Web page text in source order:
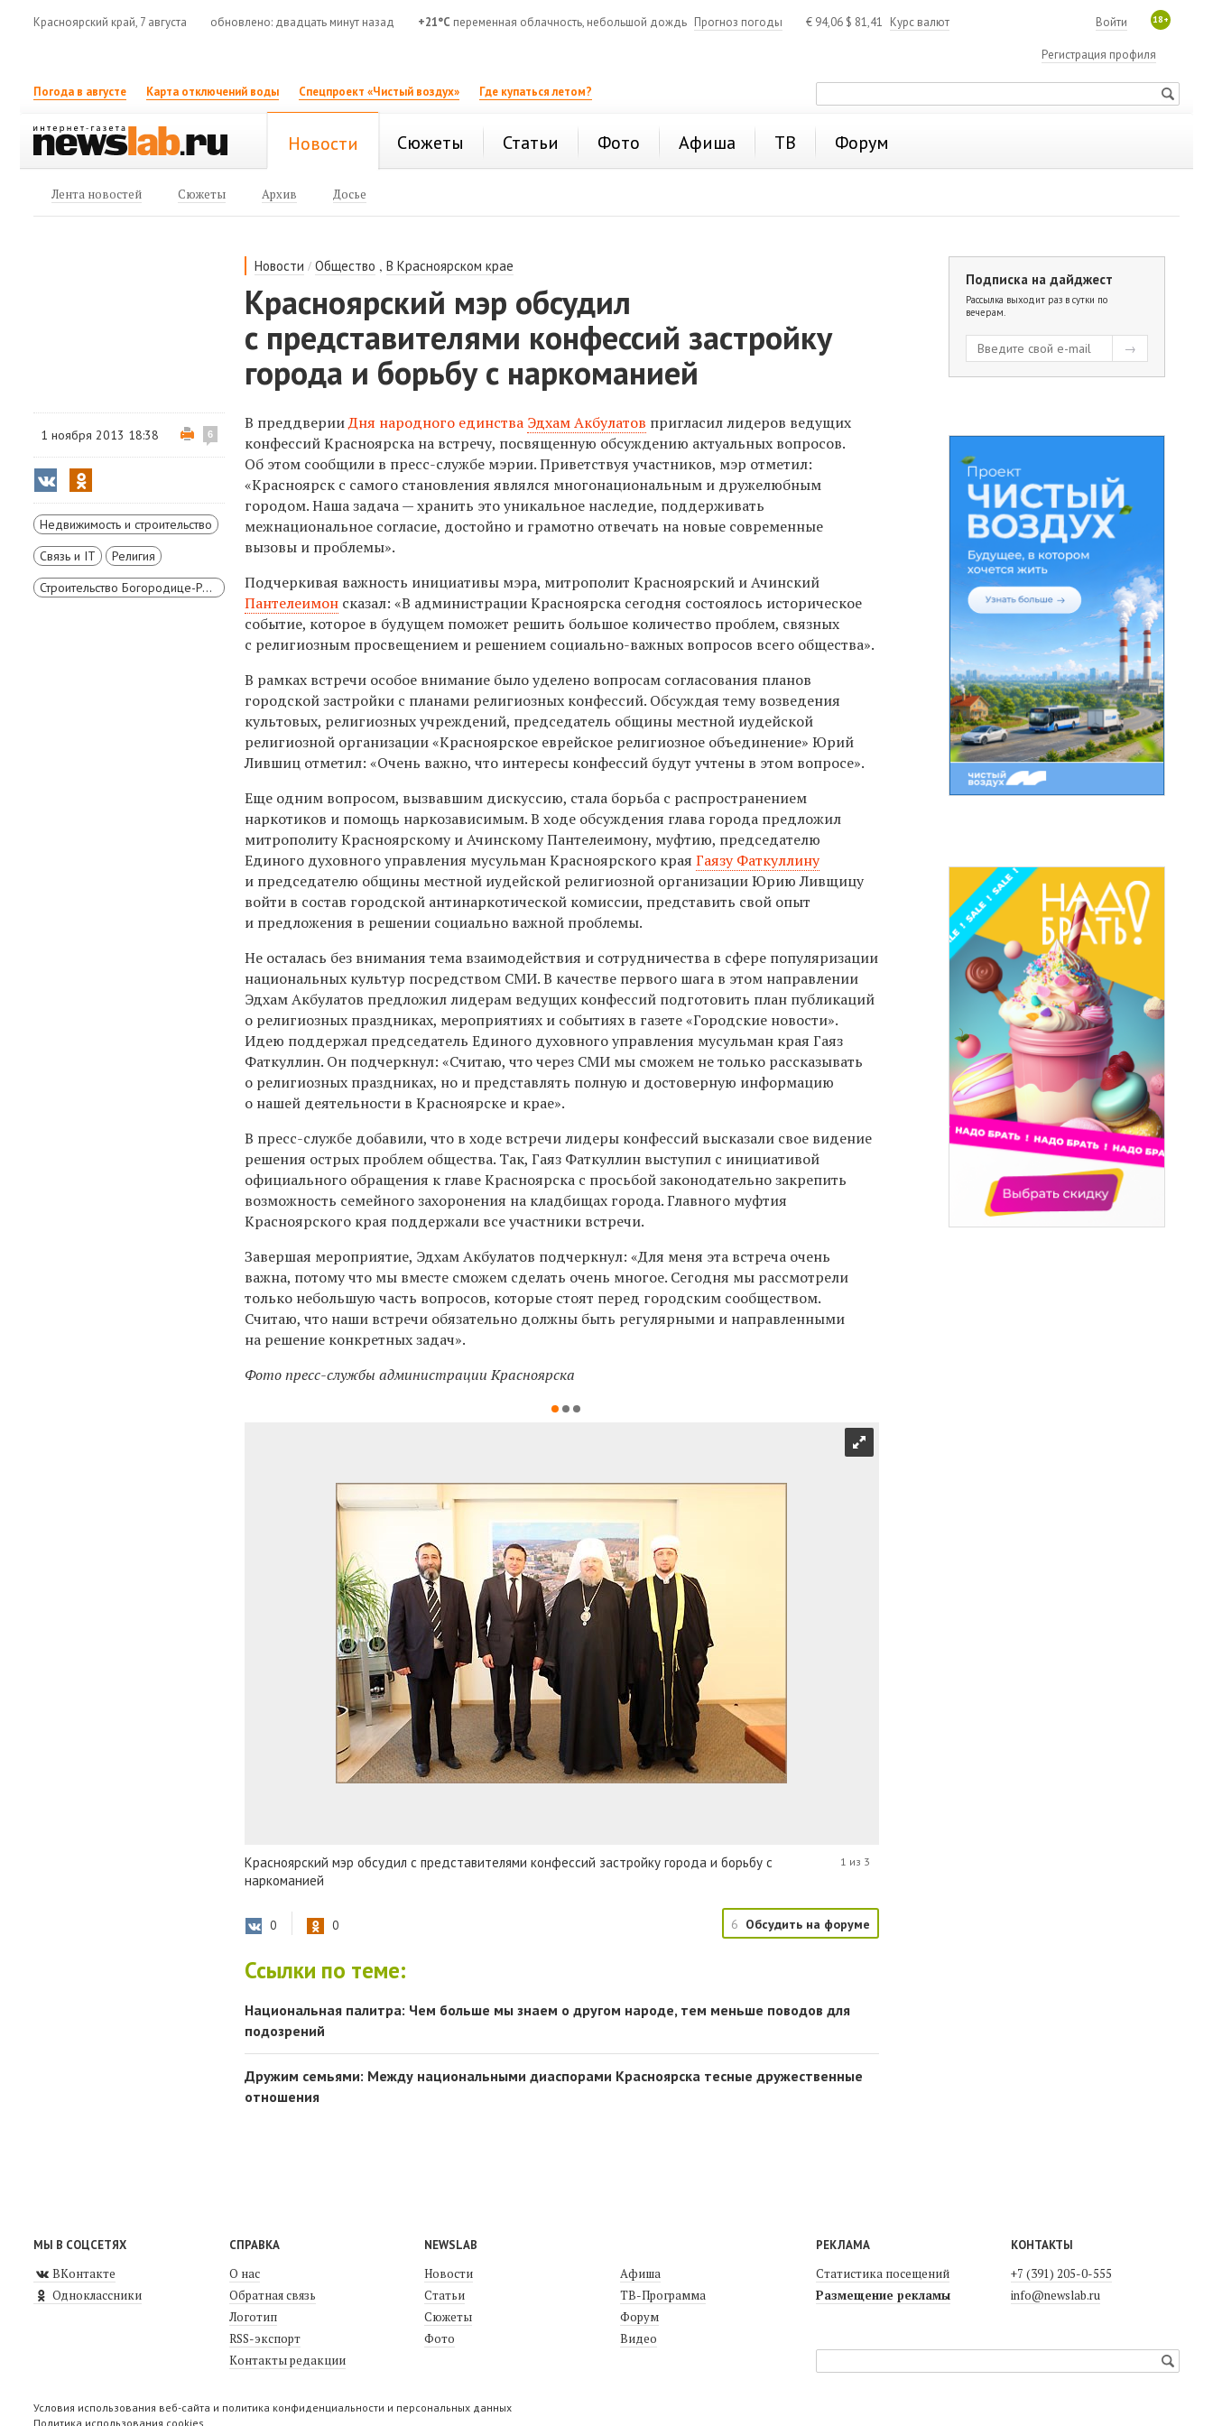
Красноярский край, 7 августа обновлено: двадцать минут назад +21°C переменная облачность, небольшой дождь Прогноз погоды € 94,06 $ 81,41 Курс валют 18+
Войти
Регистрация профиля
Погода в августе Карта отключений воды Спецпроект «Чистый воздух» Где купаться летом?
Новости Сюжеты Статьи Фото Афиша ТВ Форум
Лента новостей Сюжеты Архив Досье
Новости /Общество ,В Красноярском крае
Красноярский мэр обсудил
с представителями конфессий застройку
города и борьбу с наркоманией
1 ноября 2013 18:38 6
Недвижимость и строительство
Связь и IT
Религия
Строительство Богородице-Рождественского собора на Стрелке в Красноярске
В преддверииДня народного единства Эдхам Акбулатов пригласил лидеров ведущих
конфессий Красноярска на встречу, посвященную обсуждению актуальных вопросов.
Об этом сообщили в пресс-службе мэрии. Приветствуя участников, мэр отметил:
«Красноярск с самого становления являлся многонациональным и дружелюбным
городом. Наша задача — хранить это уникальное наследие, поддерживать
межнациональное согласие, достойно и грамотно отвечать на новые современные
вызовы и проблемы».
Подчеркивая важность инициативы мэра, митрополит Красноярский и Ачинский
Пантелеимон сказал: «В администрации Красноярска сегодня состоялось историческое
событие, которое в будущем поможет решить большое количество проблем, связных
с религиозным просвещением и решением социально-важных вопросов всего общества».
В рамках встречи особое внимание было уделено вопросам согласования планов
городской застройки с планами религиозных конфессий. Обсуждая тему возведения
культовых, религиозных учреждений, председатель общины местной иудейской
религиозной организации «Красноярское еврейское религиозное объединение» Юрий
Лившиц отметил: «Очень важно, что интересы конфессий будут учтены в этом вопросе».
Еще одним вопросом, вызвавшим дискуссию, стала борьба с распространением
наркотиков и помощь наркозависимым. В ходе обсуждения глава города предложил
митрополиту Красноярскому и Ачинскому Пантелеимону, муфтию, председателю
Единого духовного управления мусульман Красноярского краяГаязу Фаткуллину
и председателю общины местной иудейской религиозной организации Юрию Ливщицу
войти в состав городской антинаркотической комиссии, представить свой опыт
и предложения в решении социально важной проблемы.
Не осталась без внимания тема взаимодействия и сотрудничества в сфере популяризации
национальных культур посредством СМИ. В качестве первого шага в этом направлении
Эдхам Акбулатов предложил лидерам ведущих конфессий подготовить план публикаций
о религиозных праздниках, мероприятиях и событиях в газете «Городские новости».
Идею поддержал председатель Единого духовного управления мусульман края Гаяз
Фаткуллин. Он подчеркнул: «Считаю, что через СМИ мы сможем не только рассказывать
о религиозных праздниках, но и представлять полную и достоверную информацию
о нашей деятельности в Красноярске и крае».
В пресс-службе добавили, что в ходе встречи лидеры конфессий высказали свое видение
решения острых проблем общества. Так, Гаяз Фаткуллин выступил с инициативой
официального обращения к главе Красноярска с просьбой законодательно закрепить
возможность семейного захоронения на кладбищах города. Главного муфтия
Красноярского края поддержали все участники встречи.
Завершая мероприятие, Эдхам Акбулатов подчеркнул: «Для меня эта встреча очень
важна, потому что мы вместе сможем сделать очень многое. Сегодня мы рассмотрели
только небольшую часть вопросов, которые стоят перед городским сообществом.
Считаю, что наши встречи обязательно должны быть регулярными и направленными
на решение конкретных задач».
Фото пресс-службы администрации Красноярска
Красноярский мэр обсудил с представителями конфессий застройку города и борьбу с
наркоманией
1 из 3
0 0 6 Обсудить на форуме
Ссылки по теме:
Национальная палитра: Чем больше мы знаем о другом народе, тем меньше поводов для
подозрений
Дружим семьями: Между национальными диаспорами Красноярска тесные дружественные
отношения
Подписка на дайджест
Рассылка выходит раз в сутки по
вечерам.
МЫ В СОЦСЕТЯХ
ВКонтакте
Одноклассники
СПРАВКА
О нас
Обратная связь
Логотип
RSS-экспорт
Контакты редакции
NEWSLAB
Новости
Статьи
Сюжеты
Фото
Афиша
ТВ-Программа
Форум
Видео
РЕКЛАМА
Статистика посещений
Размещение рекламы
КОНТАКТЫ
+7 (391) 205-0-555
info@newslab.ru
Условия использования веб-сайта и политика конфиденциальности и персональных данных
Политика использования cookies